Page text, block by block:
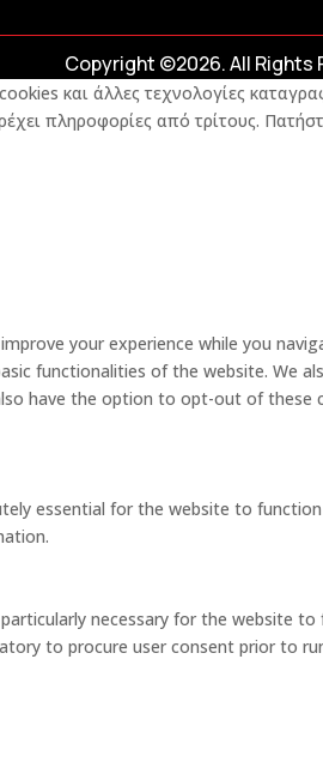
Copyright ©2026. All Rights
και άλλες τεχνολογίες
πληροφορίες από τρίτους.
your experience while you
functionalities of the website. We
have the option to opt-out of
essential for the website to
necessary for the website
to procure user consent prior to